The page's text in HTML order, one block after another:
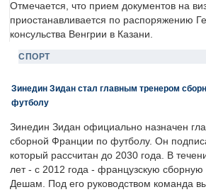
Отмечается, что прием документов на
приостанавливается по распоряжению
консульства Венгрии в Казани.
СПОРТ
Зинедин Зидан стал главным тренером
футболу
Зинедин Зидан официально назначен
сборной Франции по футболу. Он
который рассчитан до 2030 года. В
лет - с 2012 года - французскую сборную
Дешам. Под его руководством команда